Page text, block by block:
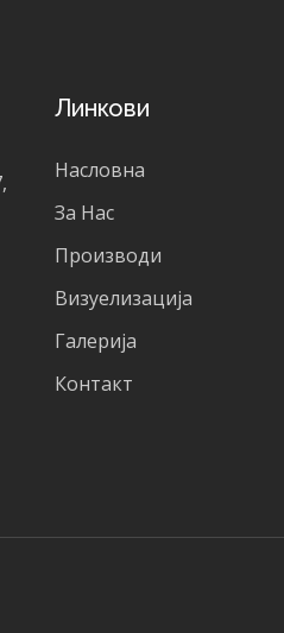
Линкови
Насловна
За Нас
Производи
Визуелизација
Галерија
Контакт